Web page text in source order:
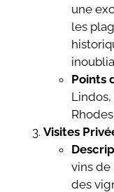
une
les
Points
Visites
vins de
des